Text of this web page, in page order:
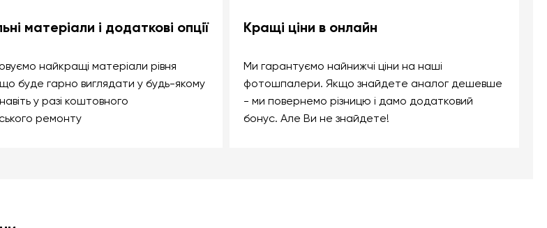
матеріали і додаткові опції
найкращі матеріали рівня
буде гарно виглядати у будь-якому
у разі коштовного
ремонту
Кращі ціни в онлайн
Ми гарантуємо найнижчі ціни на наші
фотошпалери. Якщо знайдете аналог дешевше
- ми повернемо різницю і дамо додатковий
бонус. Але Ви не знайдете!